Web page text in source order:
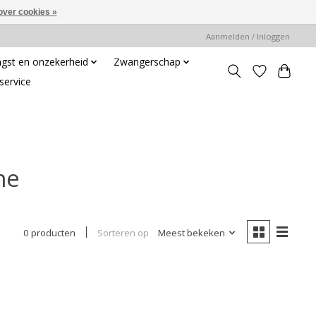
Aanmelden / Inloggen
en onzekerheid
Zwangerschap
0 producten Sorteren op Meest bekeken
cookies »